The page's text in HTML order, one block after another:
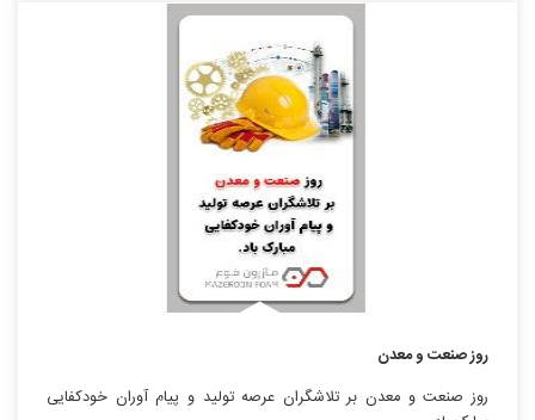
روز صنعت و معدن
روز صنعت و معدن بر تلاشگران عرصه تولید و پیام آوران خودکفایی